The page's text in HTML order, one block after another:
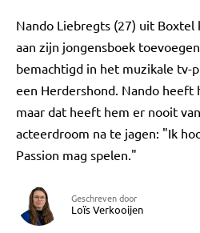
Nando Liebregts (27) uit
aan zijn jongensboek
bemachtigd in het muzikale tv-
een Herdershond. Nando heeft
maar dat heeft hem er nooit
acteerdroom na te jagen: "Ik
Passion mag spelen."
Geschreven door
Loïs Verkooijen